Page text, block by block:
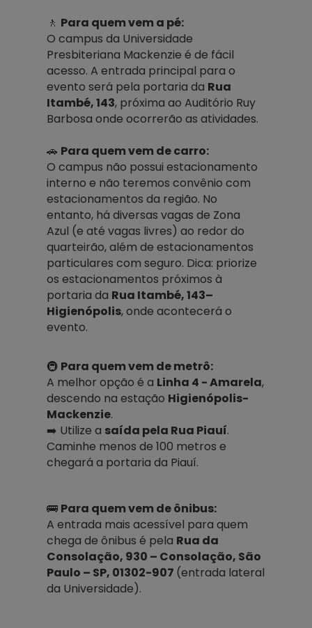
🚶 Para quem vem a pé:
O campus da Universidade
Presbiteriana Mackenzie é de fácil
acesso. A entrada principal para o
evento será pela portaria da Rua
Itambé, 143, próxima ao Auditório Ruy
Barbosa onde ocorrerão as atividades.
🚗 Para quem vem de carro:
O campus não possui estacionamento
interno e não teremos convênio com
estacionamentos da região. No
entanto, hádiversas vagas de Zona
Azul (e até vagas livres) ao redor do
quarteirão, além deestacionamentos
particulares com seguro. Dica: priorize
os estacionamentos próximos à
portaria da Rua Itambé, 143–
Higienópolis, onde acontecerá o
evento.
🚇 Para quem vem de metrô:
A melhor opção é a Linha 4 - Amarela,
descendo na estação Higienópolis-
Mackenzie.
➡️ Utilize a saída pela Rua Piauí.
Caminhe menos de 100 metros e
chegará a portaria da Piauí.
🚌 Para quem vem de ônibus:
A entrada mais acessível para quem
chega de ônibus é pela Rua da
Consolação, 930 – Consolação, São
Paulo – SP, 01302-907 (entrada lateral
da Universidade).